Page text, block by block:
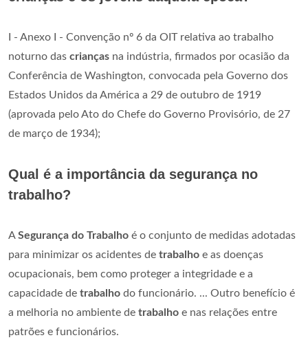
I - Anexo I - Convenção nº 6 da OIT relativa ao trabalho
noturno das crianças na indústria, firmados por ocasião da
Conferência de Washington, convocada pela Governo dos
Estados Unidos da América a 29 de outubro de 1919
(aprovada pelo Ato do Chefe do Governo Provisório, de 27
de março de 1934);
Qual é a importância da segurança no
trabalho?
ASegurança do Trabalho é o conjunto de medidas adotadas
para minimizar os acidentes de trabalho e as doenças
ocupacionais, bem como proteger a integridade e a
capacidade de trabalho do funcionário. ... Outro benefício é
a melhoria no ambiente de trabalho e nas relações entre
patrões e funcionários.